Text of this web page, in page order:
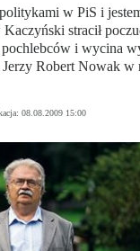
w PiS i
Kaczyński stracił
pochlebców i wycina
Robert Nowak w
08.08.2009 15:00